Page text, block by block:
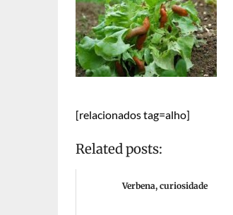
[relacionados tag=alho]
Related posts:
Verbena, curiosidade